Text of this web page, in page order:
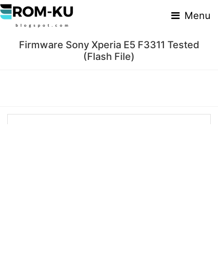
Menu
Firmware Sony Xperia E5 F3311 Tested
(Flash File)